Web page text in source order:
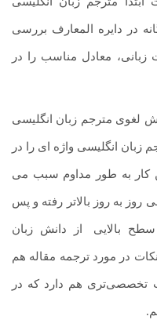
در دایره المعارف بررسی
زبانی، معادل مناسب را در
لغوی مترجم زبان انگلیسی
انگلیسی واژه ای را در
کار به طور مداوم سبب می
روز به روز بالاتر رفته و پس
بالایی از دانش زبان
در مورد ترجمه مقاله هم
تخصصی‌تری هم دارد که در